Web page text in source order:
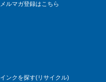
メルマガ登録はこちら
インクを探す(リサイクル)